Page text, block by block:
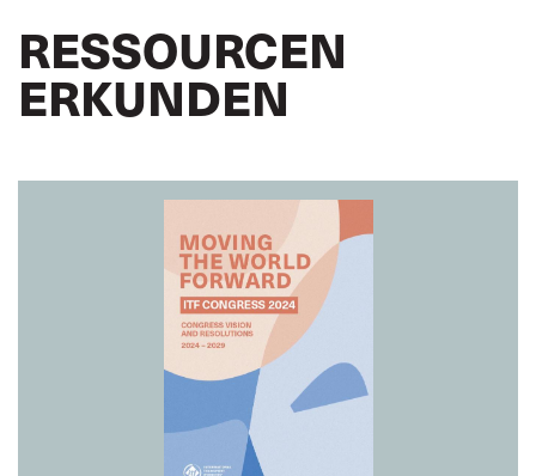
RESSOURCEN
ERKUNDEN